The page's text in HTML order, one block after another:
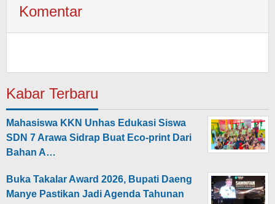
Komentar
Kabar Terbaru
Mahasiswa KKN Unhas Edukasi Siswa
SDN 7 Arawa Sidrap Buat Eco-print Dari
Bahan A…
Buka Takalar Award 2026, Bupati Daeng
Manye Pastikan Jadi Agenda Tahunan